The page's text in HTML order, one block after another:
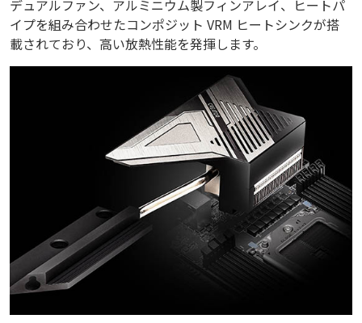
デュアルファン、アルミニウム製フィンアレイ、ヒートパ
イプを組み合わせたコンポジット VRM ヒートシンクが搭
載されており、高い放熱性能を発揮します。